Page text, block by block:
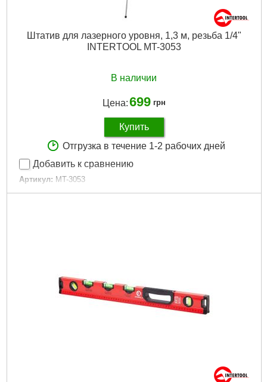
Штатив для лазерного уровня, 1,3 м, резьба 1/4"
INTERTOOL MT-3053
В наличии
Цена:699 грн
Купить
Отгрузка в течение 1-2 рабочих дней
Добавить к сравнению
Артикул: MT-3053
Код товара: 14.73.11